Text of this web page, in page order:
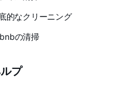
的なクリーニング
の清掃
プ